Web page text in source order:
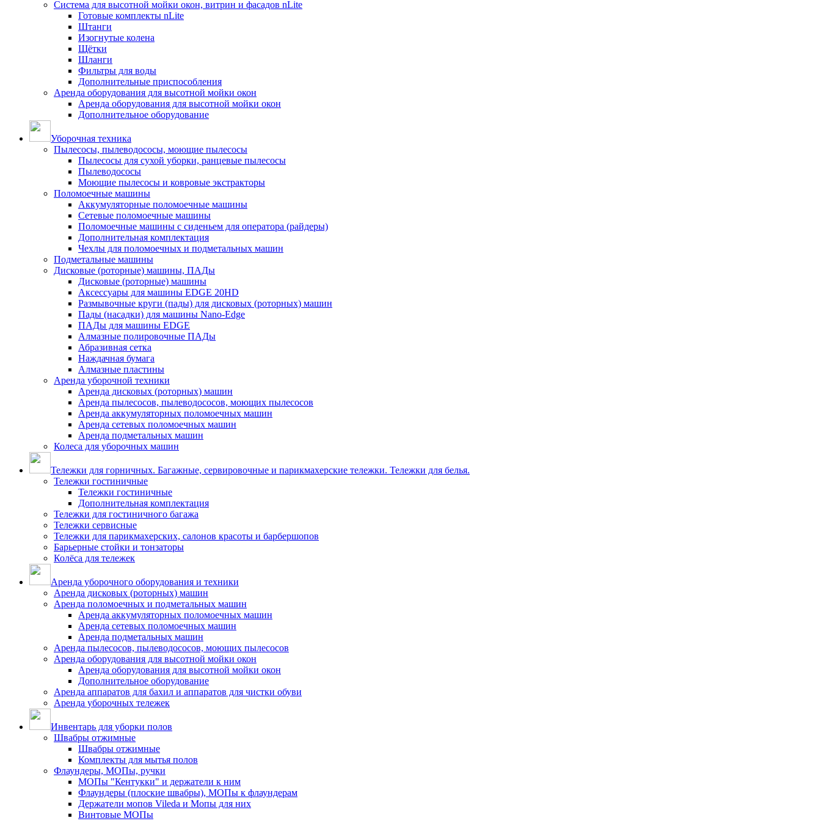
Система для высотной мойки окон, витрин и фасадов nLite
Готовые комплекты nLite
Штанги
Изогнутые колена
Щётки
Шланги
Фильтры для воды
Дополнительные приспособления
Аренда оборудования для высотной мойки окон
Аренда оборудования для высотной мойки окон
Дополнительное оборудование
Уборочная техника
Пылесосы, пылеводососы, моющие пылесосы
Пылесосы для сухой уборки, ранцевые пылесосы
Пылеводососы
Моющие пылесосы и ковровые экстракторы
Поломоечные машины
Аккумуляторные поломоечные машины
Сетевые поломоечные машины
Поломоечные машины с сиденьем для оператора (райдеры)
Дополнительная комплектация
Чехлы для поломоечных и подметальных машин
Подметальные машины
Дисковые (роторные) машины, ПАДы
Дисковые (роторные) машины
Аксессуары для машины EDGE 20HD
Размывочные круги (пады) для дисковых (роторных) машин
Пады (насадки) для машины Nano-Edge
ПАДы для машины EDGE
Алмазные полировочные ПАДы
Абразивная сетка
Наждачная бумага
Алмазные пластины
Аренда уборочной техники
Аренда дисковых (роторных) машин
Аренда пылесосов, пылеводососов, моющих пылесосов
Аренда аккумуляторных поломоечных машин
Аренда сетевых поломоечных машин
Аренда подметальных машин
Колеса для уборочных машин
Тележки для горничных. Багажные, сервировочные и парикмахерские тележки. Тележки для белья.
Тележки гостиничные
Тележки гостиничные
Дополнительная комплектация
Тележки для гостиничного багажа
Тележки сервисные
Тележки для парикмахерских, салонов красоты и барбершопов
Барьерные стойки и тонзаторы
Колёса для тележек
Аренда уборочного оборудования и техники
Аренда дисковых (роторных) машин
Аренда поломоечных и подметальных машин
Аренда аккумуляторных поломоечных машин
Аренда сетевых поломоечных машин
Аренда подметальных машин
Аренда пылесосов, пылеводососов, моющих пылесосов
Аренда оборудования для высотной мойки окон
Аренда оборудования для высотной мойки окон
Дополнительное оборудование
Аренда аппаратов для бахил и аппаратов для чистки обуви
Аренда уборочных тележек
Инвентарь для уборки полов
Швабры отжимные
Швабры отжимные
Комплекты для мытья полов
Флаундеры, МОПы, ручки
МОПы "Кентукки" и держатели к ним
Флаундеры (плоские швабры), МОПы к флаундерам
Держатели мопов Vileda и Мопы для них
Винтовые МОПы